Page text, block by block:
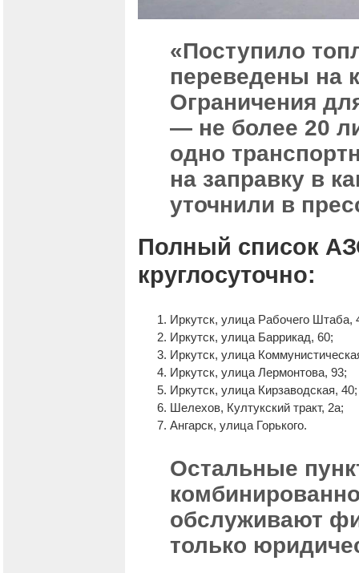
«Поступило
переведены на
Ограничения
— не более 20
одно
на заправку в
уточнили в
Полный список
круглосуточно:
Иркутск, улица Рабочего Штаба,
Иркутск, улица Баррикад, 60;
Иркутск, улица
Иркутск, улица Лермонтова, 93;
Иркутск, улица Кирзаводская, 40;
Шелехов, Култукский тракт, 2а;
Ангарск, улица Горького.
Остальные
обслуживают
только